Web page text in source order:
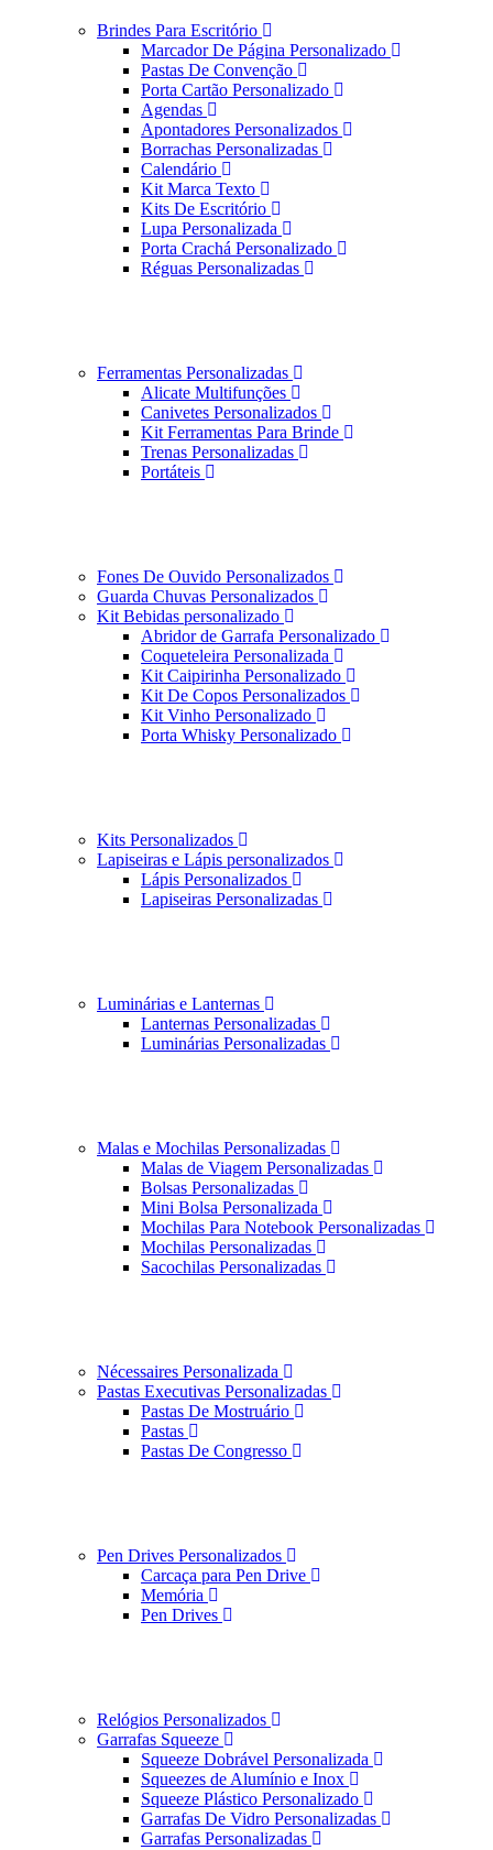
Brindes Para Escritório
Marcador De Página Personalizado
Pastas De Convenção
Porta Cartão Personalizado
Agendas
Apontadores Personalizados
Borrachas Personalizadas
Calendário
Kit Marca Texto
Kits De Escritório
Lupa Personalizada
Porta Crachá Personalizado
Réguas Personalizadas
Ferramentas Personalizadas
Alicate Multifunções
Canivetes Personalizados
Kit Ferramentas Para Brinde
Trenas Personalizadas
Portáteis
Fones De Ouvido Personalizados
Guarda Chuvas Personalizados
Kit Bebidas personalizado
Abridor de Garrafa Personalizado
Coqueteleira Personalizada
Kit Caipirinha Personalizado
Kit De Copos Personalizados
Kit Vinho Personalizado
Porta Whisky Personalizado
Kits Personalizados
Lapiseiras e Lápis personalizados
Lápis Personalizados
Lapiseiras Personalizadas
Luminárias e Lanternas
Lanternas Personalizadas
Luminárias Personalizadas
Malas e Mochilas Personalizadas
Malas de Viagem Personalizadas
Bolsas Personalizadas
Mini Bolsa Personalizada
Mochilas Para Notebook Personalizadas
Mochilas Personalizadas
Sacochilas Personalizadas
Nécessaires Personalizada
Pastas Executivas Personalizadas
Pastas De Mostruário
Pastas
Pastas De Congresso
Pen Drives Personalizados
Carcaça para Pen Drive
Memória
Pen Drives
Relógios Personalizados
Garrafas Squeeze
Squeeze Dobrável Personalizada
Squeezes de Alumínio e Inox
Squeeze Plástico Personalizado
Garrafas De Vidro Personalizadas
Garrafas Personalizadas